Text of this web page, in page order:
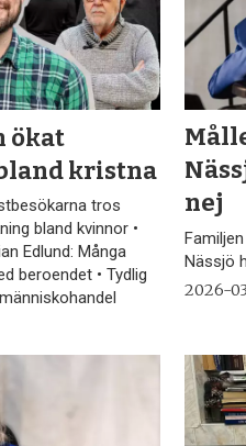
ökat
kristna
tros
bland kvinnor •
Edlund: Många
beroendet • Tydlig
nej
Nässjö
2026-